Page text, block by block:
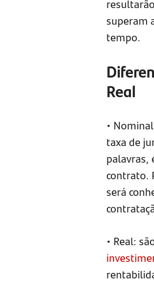
superam
tempo.
Real
•
taxa de
palavras,
contrato.
será
• Real: